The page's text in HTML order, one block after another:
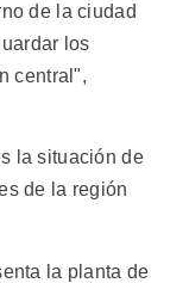
de la ciudad
los
central",
la situación de
de la región
la planta de